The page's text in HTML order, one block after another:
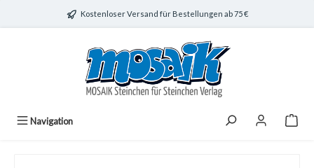
Zum Hauptinhalt springenKostenloser Versand für Bestellungen ab 75 €
Navigation